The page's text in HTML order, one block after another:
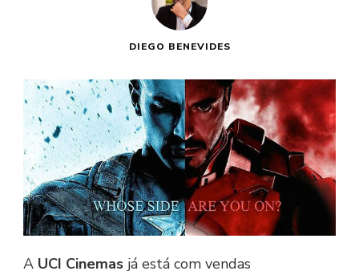
DIEGO BENEVIDES
A UCI Cinemas já está com vendas